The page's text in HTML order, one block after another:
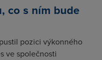
co s ním bude
pozici výkonného
ve společnosti